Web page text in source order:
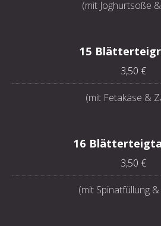
(mit Joghurtsoße
15
3,50 €
(mit Fetakäse &
16
3,50 €
(mit Spinatfüllung